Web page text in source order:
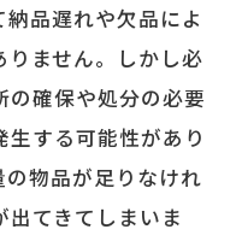
品遅れや欠品によ
りません。しかし必
の確保や処分の必要
する可能性があり
の物品が足りなけれ
てきてしまいま